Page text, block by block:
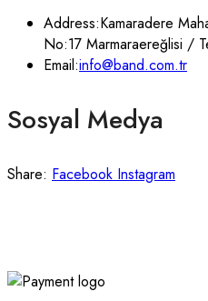
Address:Kamaradere
No:17 Marmaraereğlisi /
Email:info@band.com.tr
Sosyal Medya
Share: Facebook Instagram